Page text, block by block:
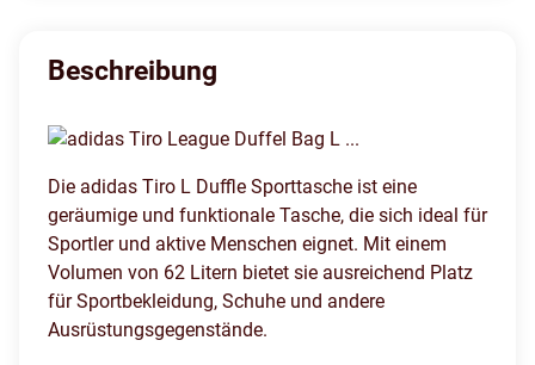
Beschreibung
Die adidas Tiro L Duffle Sporttasche ist eine
geräumige und funktionale Tasche, die sich ideal für
Sportler und aktive Menschen eignet. Mit einem
Volumen von 62 Litern bietet sie ausreichend Platz
für Sportbekleidung, Schuhe und andere
Ausrüstungsgegenstände.